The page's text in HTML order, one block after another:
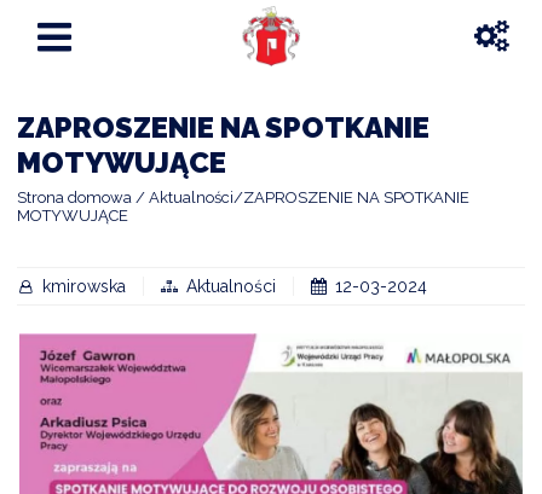
ZAPROSZENIE NA SPOTKANIE
MOTYWUJĄCE
Strona domowa Aktualności
ZAPROSZENIE NA SPOTKANIE
MOTYWUJĄCE
kmirowska Aktualności 12-03-2024